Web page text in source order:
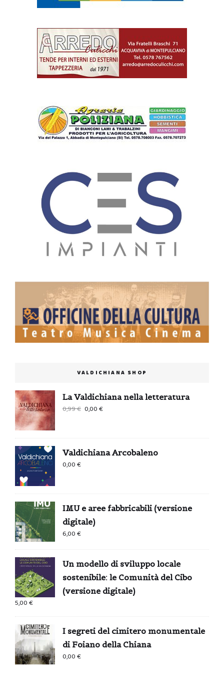
VALDICHIANA SHOP
La Valdichiana nella letteratura
0,99€
era:
0,99 €.
0,00€
è:
0,00 €.
Valdichiana Arcobaleno
0,00€
IMU e aree fabbricabili (versione
digitale)
6,00€
Un modello di sviluppo locale
sostenibile: le Comunità del Cibo
(versione digitale)
5,00€
I segreti del cimitero monumentale
di Foiano della Chiana
0,00€